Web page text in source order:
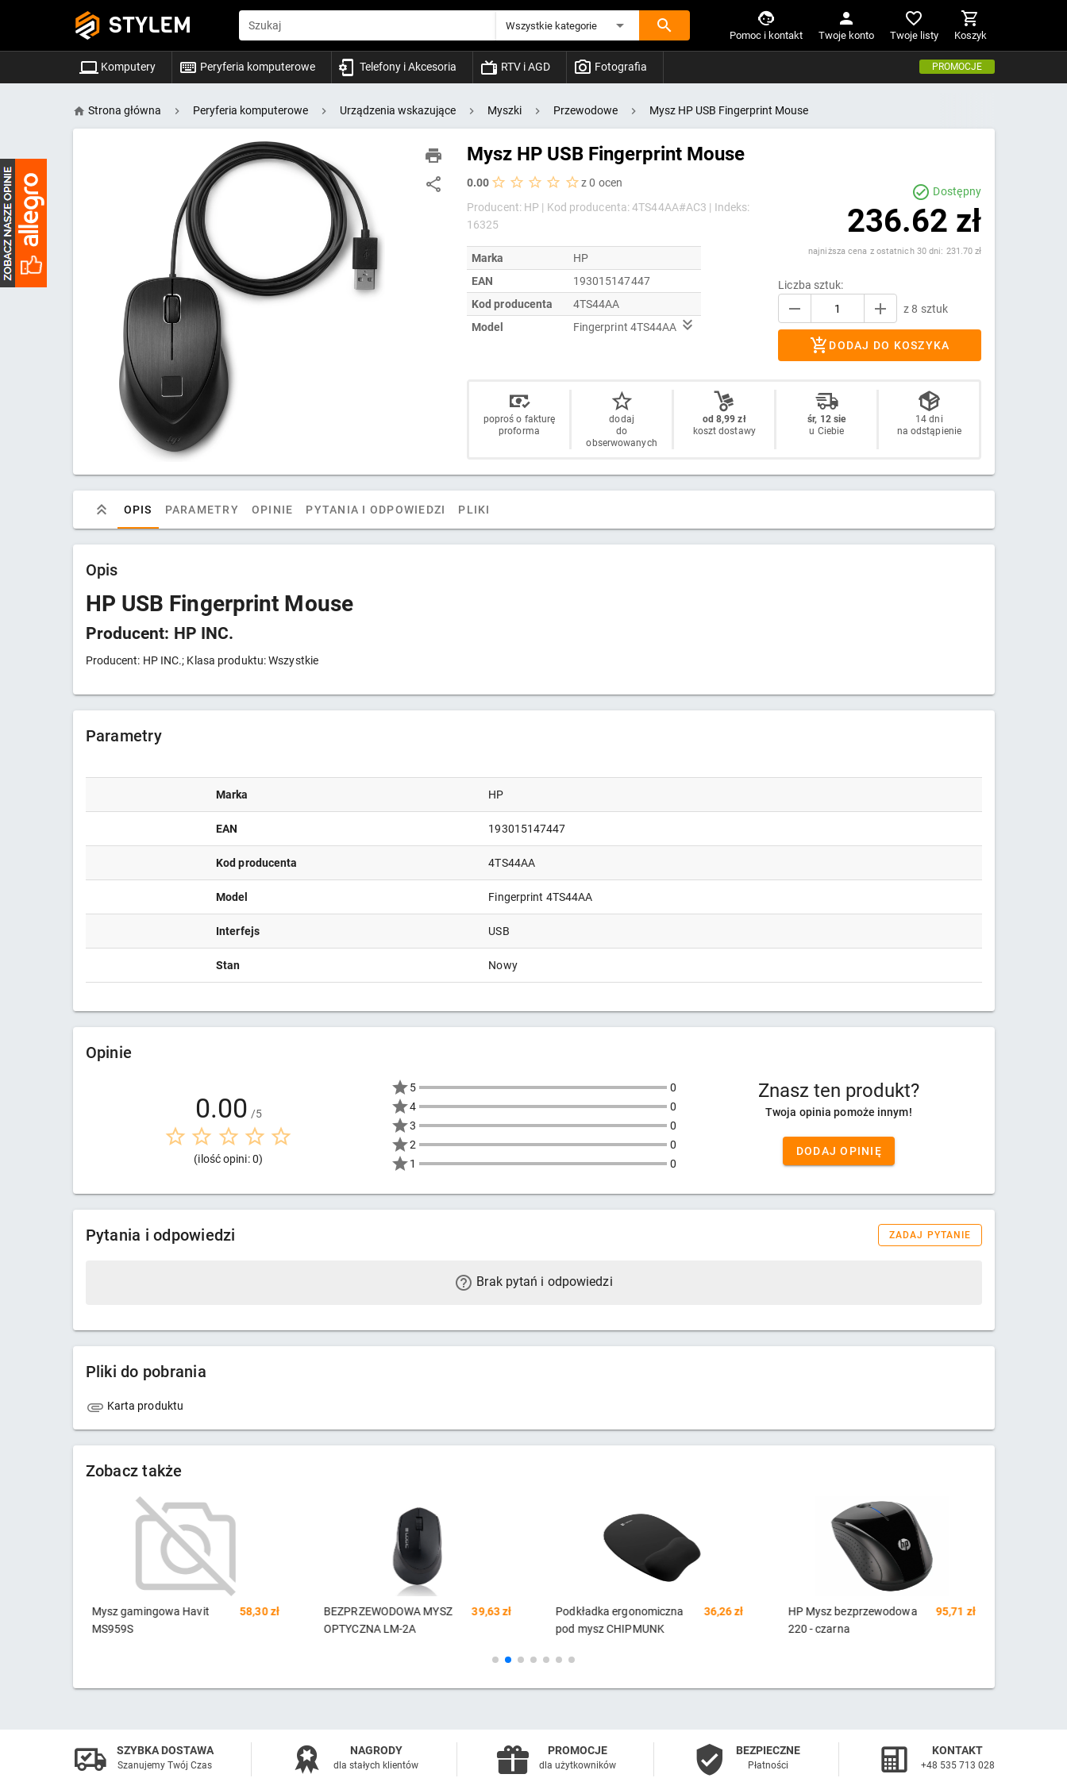
STYLEM Szukaj Wszystkie kategorie
Pomoc i kontakt Twoje konto Twoje listy Koszyk
Komputery Peryferia komputerowe Telefony i Akcesoria RTV i AGD Fotografia PROMOCJE
Strona główna Peryferia komputerowe Urządzenia wskazujące Myszki Przewodowe Mysz HP USB Fingerprint Mouse
Mysz HP USB Fingerprint Mouse
0.00
z 0 ocen
Producent: HP | Kod producenta: 4TS44AA#AC3 | Indeks:
16325
Marka
HP
EAN
193015147447
Kod producenta
4TS44AA
Model
Fingerprint 4TS44AA
Dostępny
236.62 zł
najniższa cena z ostatnich 30 dni: 231.70 zł
Liczba sztuk:
z 8 sztuk
DODAJ DO KOSZYKA
poproś o fakturę
proforma
dodaj
do
obserwowanych
od 8,99 zł
koszt dostawy
śr, 12 sie
u Ciebie
14 dni
na odstąpienie
OPIS PARAMETRY OPINIE PYTANIA I ODPOWIEDZI PLIKI
Opis
HP USB Fingerprint Mouse
Producent: HP INC.
Producent: HP INC.; Klasa produktu: Wszystkie
Parametry
Marka HP
EAN 193015147447
Kod producenta 4TS44AA
Model Fingerprint 4TS44AA
Interfejs USB
Stan Nowy
Opinie
0.00 /5
(ilość opini: 0)
5
0
4
0
3
0
2
0
1
0
Znasz ten produkt?
Twoja opinia pomoże innym!
DODAJ OPINIĘ
Pytania i odpowiedzi ZADAJ PYTANIE
Brak pytań i odpowiedzi
Pliki do pobrania
Karta produktu
Zobacz także
BEZPRZEWODOWA MYSZ
OPTYCZNA LM-2A
39,63 zł
Podkładka ergonomiczna
pod mysz CHIPMUNK
36,26 zł
HP Mysz bezprzewodowa
220 - czarna
95,71 zł
Podkładka pod mysz gel -
czarna
34,18 zł
SZYBKA DOSTAWA
Szanujemy Twój Czas
NAGRODY
dla stałych klientów
PROMOCJE
dla użytkowników
BEZPIECZNE
Płatności
KONTAKT
+48 535 713 028